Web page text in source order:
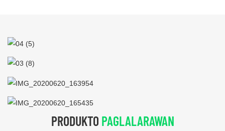
PRODUKTO PAGLALARAWAN